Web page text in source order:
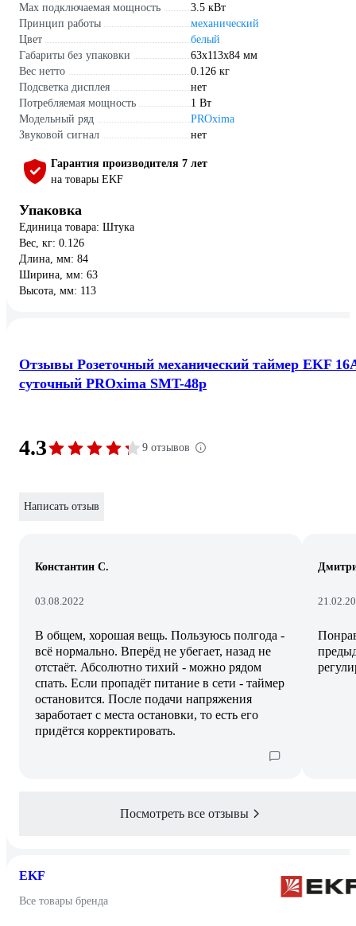
Max подключаемая мощность
3.5 кВт
Принцип работы
механический
Цвет
белый
Габариты без упаковки
63х113х84 мм
Вес нетто
0.126 кг
Подсветка дисплея
нет
Потребляемая мощность
1 Вт
Модельный ряд
PROxima
Звуковой сигнал
нет
Гарантия производителя 7 лет
на товары EKF
Упаковка
Единица товара: Штука
Вес, кг: 0.126
Длина, мм: 84
Ширина, мм: 63
Высота, мм: 113
Отзывы Розеточный механический таймер EKF
суточный PROxima SMT-48p
4.3 9 отзывов
Написать отзыв
Константин С.
03.08.2022
В общем, хорошая вещь. Пользуюсь полгода -
всё нормально. Вперёд не убегает, назад не
отстаёт. Абсолютно тихий - можно рядом
спать. Если пропадёт питание в сети - таймер
остановится. После подачи напряжения
заработает с места остановки, то есть его
придётся корректировать.
Посмотреть все отзывы
EKF
Все товары бренда